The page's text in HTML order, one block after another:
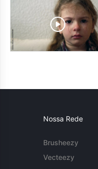
Nossa Rede
Brusheezy
Vecteezy